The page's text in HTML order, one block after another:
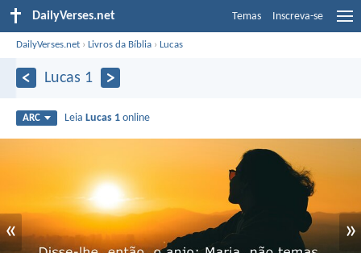
DailyVerses.net Temas Inscreva-se
DailyVerses.net ›Livros da Bíblia ›Lucas
Lucas 1
ARC Leia Lucas 1 online
« »